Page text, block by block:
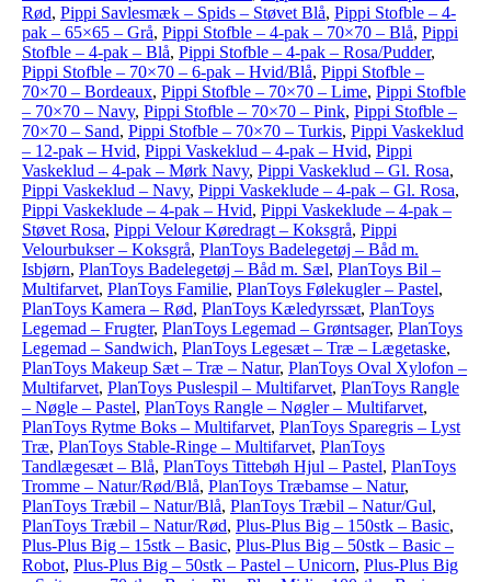
Rød, Pippi Savlesmæk – Spids – Støvet Blå, Pippi Stofble – 4-
pak – 65×65 – Grå, Pippi Stofble – 4-pak – 70×70 – Blå, Pippi
Stofble – 4-pak – Blå, Pippi Stofble – 4-pak – Rosa/Pudder,
Pippi Stofble – 70×70 – 6-pak – Hvid/Blå, Pippi Stofble –
70×70 – Bordeaux, Pippi Stofble – 70×70 – Lime, Pippi Stofble
– 70×70 – Navy, Pippi Stofble – 70×70 – Pink, Pippi Stofble –
70×70 – Sand, Pippi Stofble – 70×70 – Turkis, Pippi Vaskeklud
– 12-pak – Hvid, Pippi Vaskeklud – 4-pak – Hvid, Pippi
Vaskeklud – 4-pak – Mørk Navy, Pippi Vaskeklud – Gl. Rosa,
Pippi Vaskeklud – Navy, Pippi Vaskeklude – 4-pak – Gl. Rosa,
Pippi Vaskeklude – 4-pak – Hvid, Pippi Vaskeklude – 4-pak –
Støvet Rosa, Pippi Velour Køredragt – Koksgrå, Pippi
Velourbukser – Koksgrå, PlanToys Badelegetøj – Båd m.
Isbjørn, PlanToys Badelegetøj – Båd m. Sæl, PlanToys Bil –
Multifarvet, PlanToys Familie, PlanToys Følekugler – Pastel,
PlanToys Kamera – Rød, PlanToys Kæledyrssæt, PlanToys
Legemad – Frugter, PlanToys Legemad – Grøntsager, PlanToys
Legemad – Sandwich, PlanToys Legesæt – Træ – Lægetaske,
PlanToys Makeup Sæt – Træ – Natur, PlanToys Oval Xylofon –
Multifarvet, PlanToys Puslespil – Multifarvet, PlanToys Rangle
– Nøgle – Pastel, PlanToys Rangle – Nøgler – Multifarvet,
PlanToys Rytme Boks – Multifarvet, PlanToys Sparegris – Lyst
Træ, PlanToys Stable-Ringe – Multifarvet, PlanToys
Tandlægesæt – Blå, PlanToys Tittebøh Hjul – Pastel, PlanToys
Tromme – Natur/Rød/Blå, PlanToys Træbamse – Natur,
PlanToys Træbil – Natur/Blå, PlanToys Træbil – Natur/Gul,
PlanToys Træbil – Natur/Rød, Plus-Plus Big – 150stk – Basic,
Plus-Plus Big – 15stk – Basic, Plus-Plus Big – 50stk – Basic –
Robot, Plus-Plus Big – 50stk – Pastel – Unicorn, Plus-Plus Big